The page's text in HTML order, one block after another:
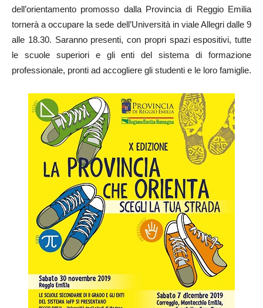
dell’orientamento promosso dalla Provincia di Reggio Emilia
tornerà a occupare la sede dell’Università in viale Allegri dalle 9
alle 18.30. Saranno presenti, con propri spazi espositivi, tutte
le scuole superiori e gli enti del sistema di formazione
professionale, pronti ad accogliere gli studenti e le loro famiglie.